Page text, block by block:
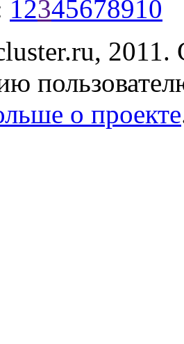
12345678910
2011.
о проекте